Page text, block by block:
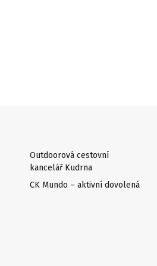
Outdoorová cestovní
kancelář Kudrna
CK Mundo – aktivní dovolená